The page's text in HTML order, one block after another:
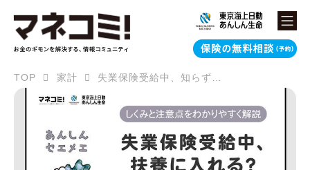
TOP 家計 失業保険受給中、知らずに扶養に入ってしまったらどうなるの？専門家が詳しく解説